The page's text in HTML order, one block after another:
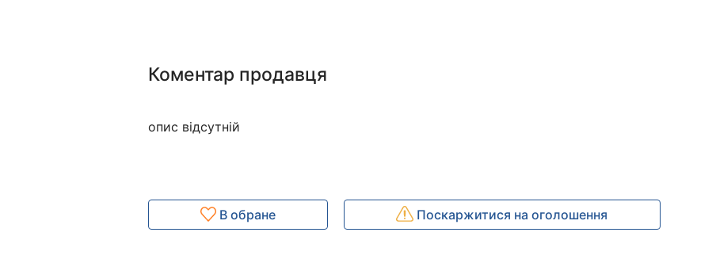
Коментар продавця
опис відсутній
В обране Поскаржитися на оголошення